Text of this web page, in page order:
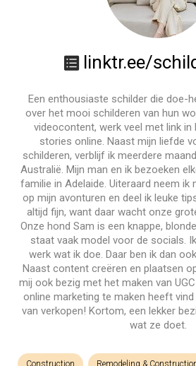
linktr.ee/
Een enthousiaste schilder die doe-
over het mooi schilderen van hun
videocontent, werk veel met link in
stories online. Naast mijn liefde
schilderen, verblijf ik meerdere
Australië. Mijn man en ik bezoeken
familie in Adelaide. Uiteraard neem ik
op mijn avonturen en deel ik leuke
altijd fijn, want daar wacht onze
Onze hond Sam is een knappe,
staat vaak model voor de socials.
werk wat ik doe. Daar ben ik dan
Naast content creëren en plaatsen
mij ook bezig met het maken van
online marketing te maken heeft
van verkopen! Kortom, een lekker
wat ze doet.
Construction Remodeling &